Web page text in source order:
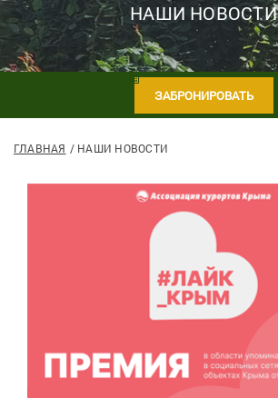
НАШИ НОВОСТИ
ЗАБРОНИРОВАТЬ
ГЛАВНАЯ НАШИ НОВОСТИ